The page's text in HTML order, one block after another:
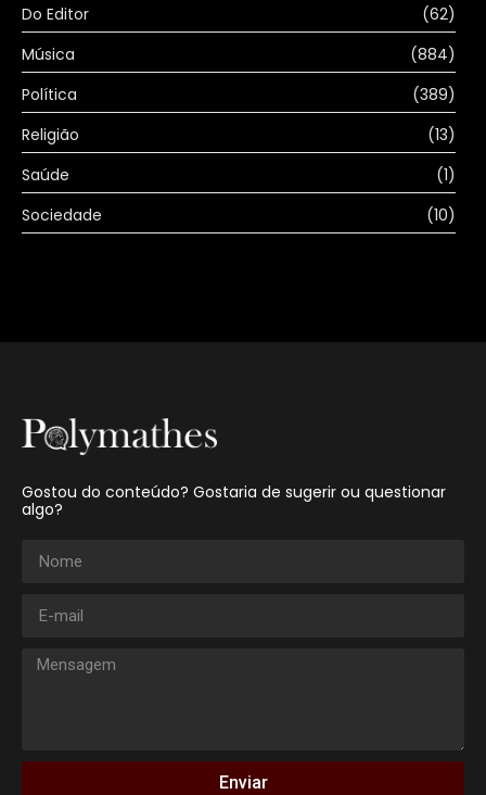
Do Editor
(62)
Música
(884)
Política
(389)
Religião
(13)
Saúde
(1)
Sociedade
(10)
Gostou do conteúdo? Gostaria de sugerir ou questionar
algo?
Enviar